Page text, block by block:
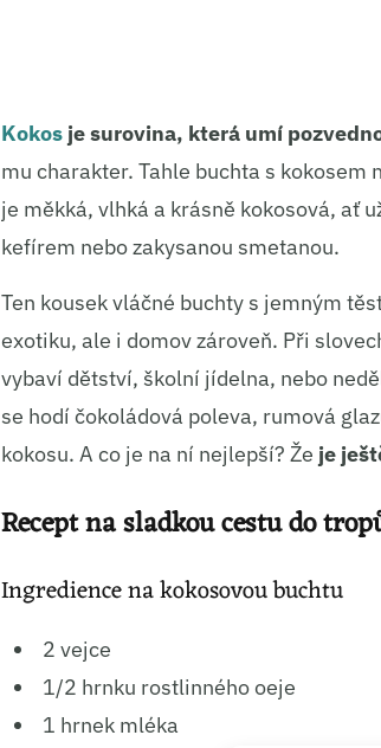
Kokosje surovina, která umí
mu charakter. Tahle buchta s kokosem
je měkká, vlhká a krásně kokosová, ať
kefírem nebo zakysanou smetanou.
Ten kousek vláčné buchty s jemným
exotiku, ale i domov zároveň. Při
vybaví dětství, školní jídelna, nebo
se hodí čokoládová poleva, rumová
kokosu. A co je na ní nejlepší? Že je
Recept na sladkou cestu do
Ingredience na kokosovou buchtu
2 vejce
1/2 hrnku rostlinného oeje
1 hrnek mléka